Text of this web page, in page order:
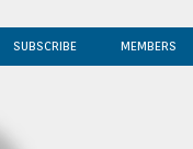
SUBSCRIBE MEMBERS